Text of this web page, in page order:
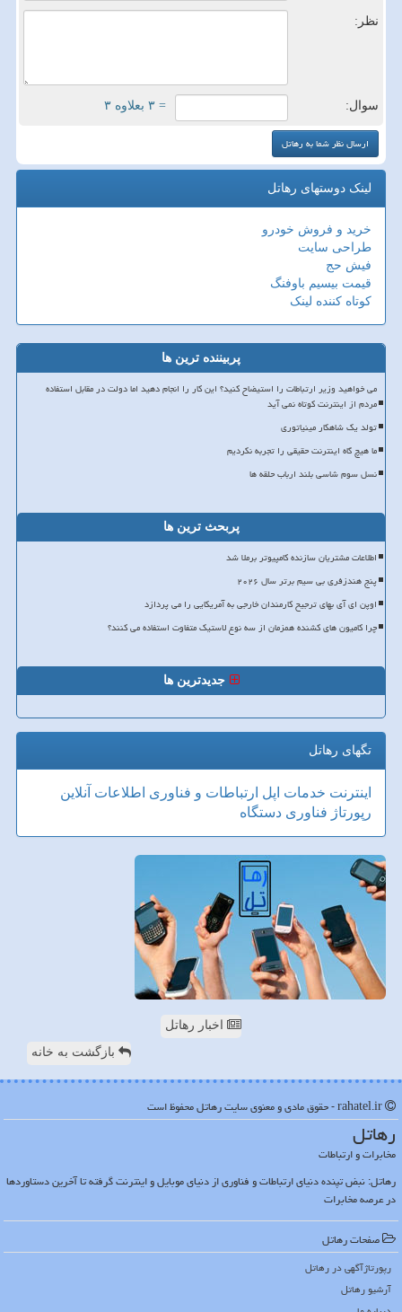
نظر:
سوال: = ۳ بعلاوه ۳
لینک دوستهای رهاتل
خرید و فروش خودرو
طراحی سایت
فیش حج
قیمت بیسیم باوفنگ
کوتاه کننده لینک
پربیننده ترین ها
می خواهید وزیر ارتباطات را استیضاح کنید؟ این کار را انجام دهید اما دولت در مقابل استفاده
مردم از اینترنت کوتاه نمی آید
تولد یک شاهکار مینیاتوری
ما هیچ گاه اینترنت حقیقی را تجربه نکردیم
نسل سوم شاسی بلند ارباب حلقه ها
پربحث ترین ها
اطلاعات مشتریان سازنده کامپیوتر برملا شد
پنج هندزفری بی سیم برتر سال ۲۰۲۶
اوپن ای آی بهای ترجیح کارمندان خارجی به آمریکایی را می پردازد
چرا کامیون های کشنده همزمان از سه نوع لاستیک متفاوت استفاده می کنند؟
جدیدترین ها
تگهای رهاتل
اینترنت خدمات اپل ارتباطات و فناوری اطلاعات آنلاین
رپورتاژ فناوری دستگاه
اخبار رهاتل
بازگشت به خانه
رهاتل
مخابرات و ارتباطات
رهاتل: نبض تپنده دنیای ارتباطات و فناوری از دنیای موبایل و اینترنت گرفته تا آخرین دستاوردها
در عرصه مخابرات
صفحات رهاتل
رپورتاژآگهی در رهاتل
آرشیو رهاتل